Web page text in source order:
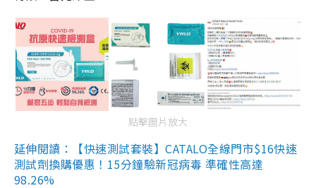
點擊圖片放大
延伸閱讀：【快速測試套裝】CATALO全線門市$16快速
測試劑換購優惠！15分鐘驗新冠病毒 準確性高達
98.26%